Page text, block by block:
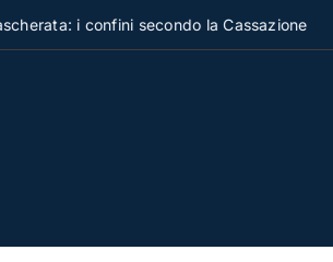
i confini secondo la Cassazione